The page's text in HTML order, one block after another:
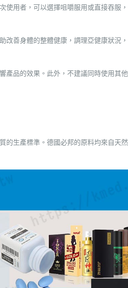
使用者，可以選擇咀嚼服用或直接吞服
改善身體的整體健康，調理亞健康狀況
產品的效果。此外，不建議同時使用其
的生產標準。德國必邦的原料均來自天